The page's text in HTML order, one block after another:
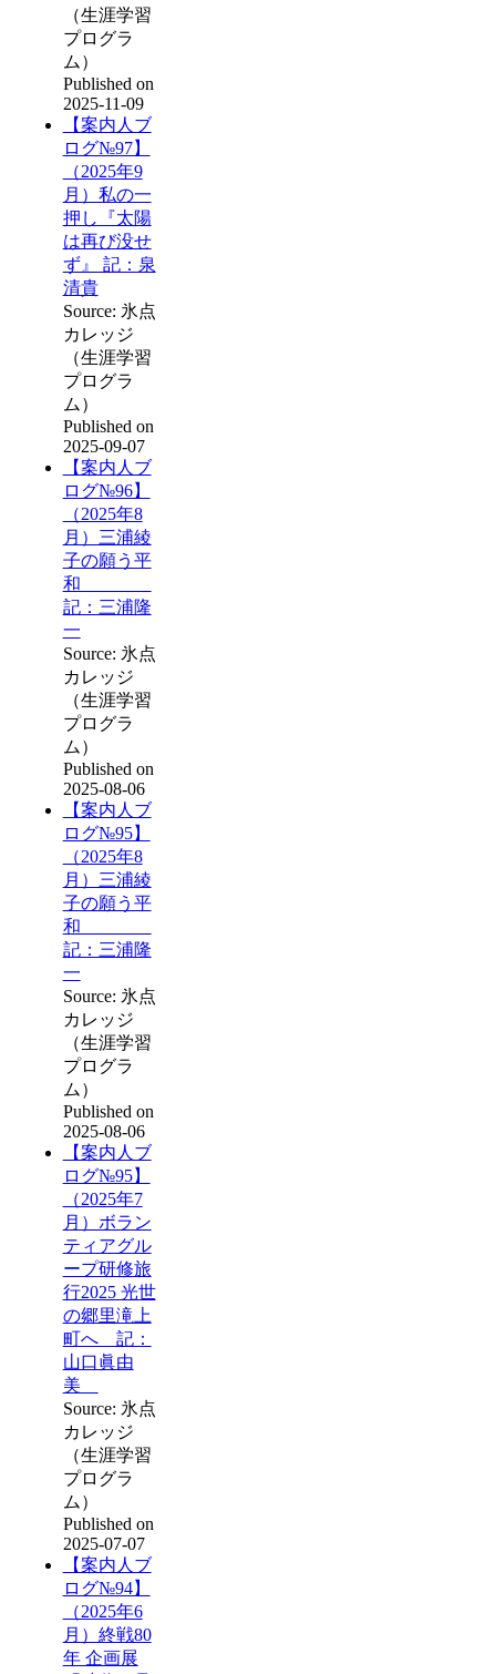
（生涯学習
プログラ
ム）
Published on
2025-11-09
【案内人ブ
ログ№97】
（2025年9
月）私の一
押し『太陽
は再び没せ
ず』 記：泉
清貴
Source: 氷点
カレッジ
（生涯学習
プログラ
ム）
Published on
2025-09-07
【案内人ブ
ログ№96】
（2025年8
月）三浦綾
子の願う平
和
記：三浦隆
一
Source: 氷点
カレッジ
（生涯学習
プログラ
ム）
Published on
2025-08-06
【案内人ブ
ログ№95】
（2025年8
月）三浦綾
子の願う平
和
記：三浦隆
一
Source: 氷点
カレッジ
（生涯学習
プログラ
ム）
Published on
2025-08-06
【案内人ブ
ログ№95】
（2025年7
月）ボラン
ティアグル
ープ研修旅
行2025 光世
の郷里滝上
町へ 記：
山口眞由
美
Source: 氷点
カレッジ
（生涯学習
プログラ
ム）
Published on
2025-07-07
【案内人ブ
ログ№94】
（2025年6
月）終戦80
年 企画展